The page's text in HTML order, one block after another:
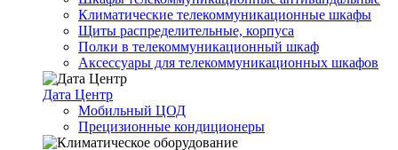
Климатические телекоммуникационные шкафы
Щиты распределительные, корпуса
Полки в телекоммуникационный шкаф
Аксессуары для телекоммуникационных шкафов
Дата Центр
Мобильный ЦОД
Прецизионные кондиционеры